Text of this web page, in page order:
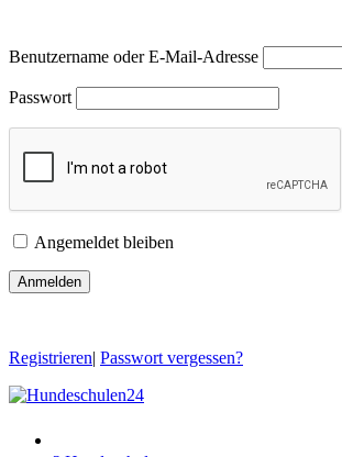
Benutzername oder E-Mail-Adresse
Passwort
Angemeldet bleiben
Registrieren| Passwort vergessen?